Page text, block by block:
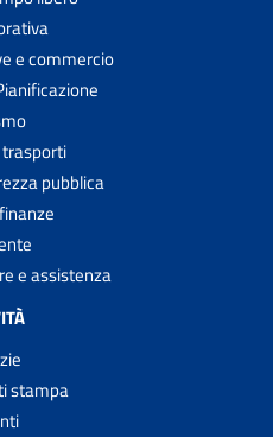
e commercio
pubblica
e assistenza
stampa